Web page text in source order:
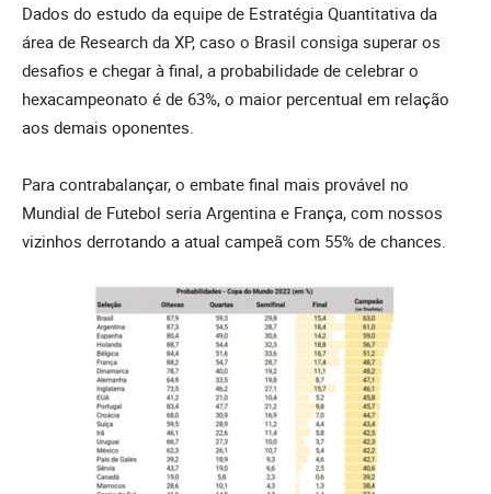
Dados do estudo da equipe de Estratégia Quantitativa da
área de Research da XP, caso o Brasil consiga superar os
desafios e chegar à final, a probabilidade de celebrar o
hexacampeonato é de 63%, o maior percentual em relação
aos demais oponentes.
Para contrabalançar, o embate final mais provável no
Mundial de Futebol seria Argentina e França, com nossos
vizinhos derrotando a atual campeã com 55% de chances.